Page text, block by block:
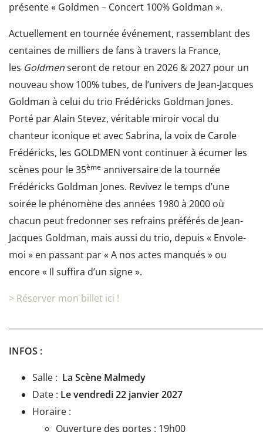
présente « Goldmen – Concert 100% Goldman ».
Actuellement en tournée événement, rassemblant des
centaines de milliers de fans à travers la France,
les Goldmenseront de retour en 2026 & 2027 pour un
nouveau show 100% tubes, de l’univers de Jean-Jacques
Goldman à celui du trio Frédéricks Goldman Jones.
Porté par Alain Stevez, véritable miroir vocal du
chanteur iconique et avec Sabrina, la voix de Carole
Frédéricks, les GOLDMEN vont continuer à écumer les
scènes pour le 35ème anniversaire de la tournée
Frédéricks Goldman Jones. Revivez le temps d’une
soirée le phénomène des années 1980 à 2000 où
chacun peut fredonner ses refrains préférés de Jean-
Jacques Goldman, mais aussi du trio, depuis « Envole-
moi » en passant par « A nos actes manqués » ou
encore « Il suffira d’un signe ».
> Réserver mon billet ici !
INFOS :
Salle : La Scène Malmedy
Date : Le vendredi 22 janvier 2027
Horaire :
Ouverture des portes : 19h00